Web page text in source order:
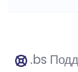
.bs